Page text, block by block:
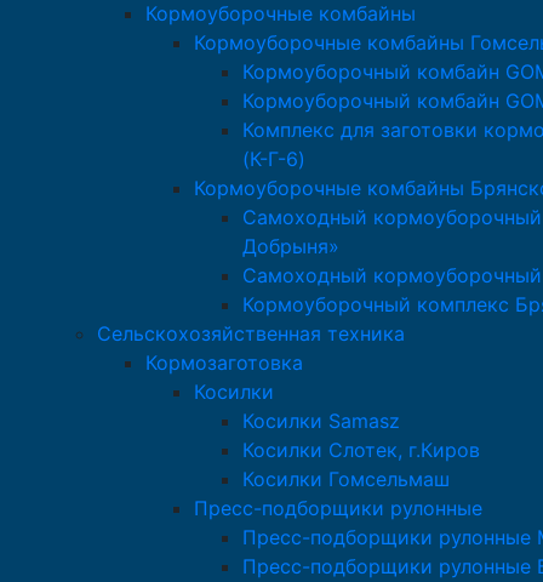
Кормоуборочные комбайны
Кормоуборочные комбайны
Кормоуборочный комбайн
Кормоуборочный комбайн
Комплекс для заготовки
(К-Г-6)
Кормоуборочные комбайны
Самоходный
Добрыня»
Самоходный
Кормоуборочный комплекс
Сельскохозяйственная техника
Кормозаготовка
Косилки
Косилки Samasz
Косилки Слотек, г.Киров
Косилки Гомсельмаш
Пресс-подборщики рулонные
Пресс-подборщики рулонные
Пресс-подборщики рулонные